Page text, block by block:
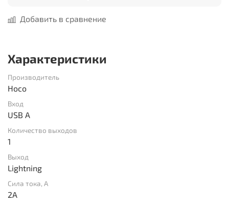
Добавить в сравнение
Характеристики
Производитель
Hoco
Вход
USB A
Количество выходов
1
Выход
Lightning
Сила тока, А
2A